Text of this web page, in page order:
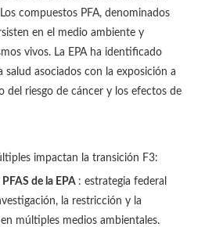
compuestos PFA, denominados
en el medio ambiente y
vivos. La EPA ha identificado
salud asociados con la exposición a
del riesgo de cáncer y los efectos de
impactan la transición F3:
de la EPA : estrategia federal
la restricción y la
múltiples medios ambientales.